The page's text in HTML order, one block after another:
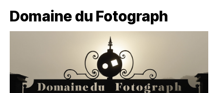
Domaine du Fotograph